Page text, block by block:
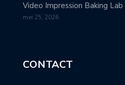
Video Impression Baking
mei 25, 2026
CONTACT